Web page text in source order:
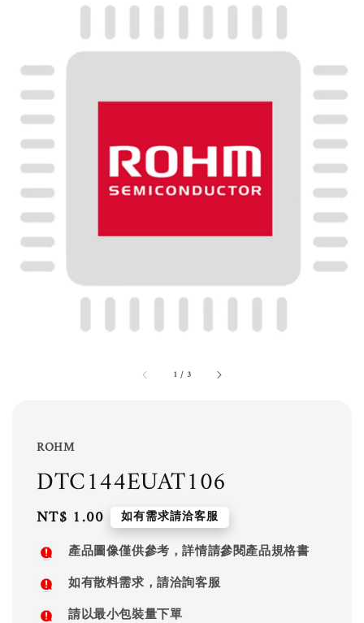
1 / 3
ROHM
DTC144EUAT106
Regular
price
NT$ 1.00 如有需求請洽客服
產品圖像僅供參考，詳情請參閱產品規格書
如有散料需求，請洽詢客服
請以最小包裝量下單